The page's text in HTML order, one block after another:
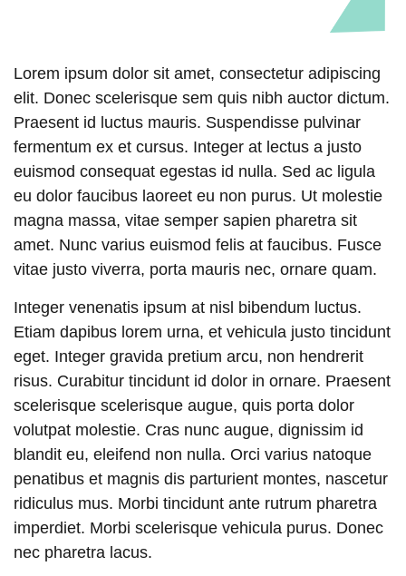
Lorem ipsum dolor sit amet, consectetur adipiscing
elit. Donec scelerisque sem quis nibh auctor dictum.
Praesent id luctus mauris. Suspendisse pulvinar
fermentum ex et cursus. Integer at lectus a justo
euismod consequat egestas id nulla. Sed ac ligula
eu dolor faucibus laoreet eu non purus. Ut molestie
magna massa, vitae semper sapien pharetra sit
amet. Nunc varius euismod felis at faucibus. Fusce
vitae justo viverra, porta mauris nec, ornare quam.
Integer venenatis ipsum at nisl bibendum luctus.
Etiam dapibus lorem urna, et vehicula justo tincidunt
eget. Integer gravida pretium arcu, non hendrerit
risus. Curabitur tincidunt id dolor in ornare. Praesent
scelerisque scelerisque augue, quis porta dolor
volutpat molestie. Cras nunc augue, dignissim id
blandit eu, eleifend non nulla. Orci varius natoque
penatibus et magnis dis parturient montes, nascetur
ridiculus mus. Morbi tincidunt ante rutrum pharetra
imperdiet. Morbi scelerisque vehicula purus. Donec
nec pharetra lacus.